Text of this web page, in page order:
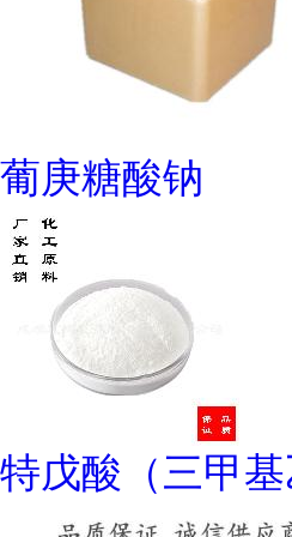
葡庚糖酸钠
特戊酸（三甲基